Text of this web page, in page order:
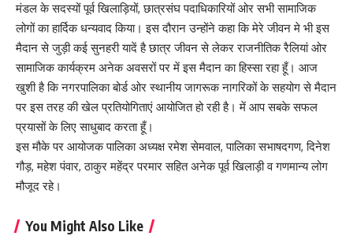
मंडल के सदस्यों पूर्व खिलाड़ियों, छात्रसंघ पदाधिकारियों ओर सभी सामाजिक
लोगों का हार्दिक धन्यवाद किया। इस दौरान उन्होंने कहा कि मेरे जीवन मे भी इस
मैदान से जुड़ी कई सुनहरी यादें है छात्र जीवन से लेकर राजनीतिक रैलियां ओर
सामाजिक कार्यक्रम अनेक अवसरों पर में इस मैदान का हिस्सा रहा हूँ। आज
खुशी है कि नगरपालिका बोर्ड ओर स्थानीय जागरूक नागरिकों के सहयोग से मैदान
पर इस तरह की खेल प्रतियोगिताएं आयोजित हो रही है। में आप सबके सफल
प्रयासों के लिए साधुबाद करता हूँ।
इस मौके पर आयोजक पालिका अध्यक्ष रमेश सेमवाल, पालिका सभाषदगण, दिनेश
गौड़, महेश पंवार, ठाकुर महेंद्र परमार सहित अनेक पूर्व खिलाड़ी व गणमान्य लोग
मौजूद रहे।
You Might Also Like